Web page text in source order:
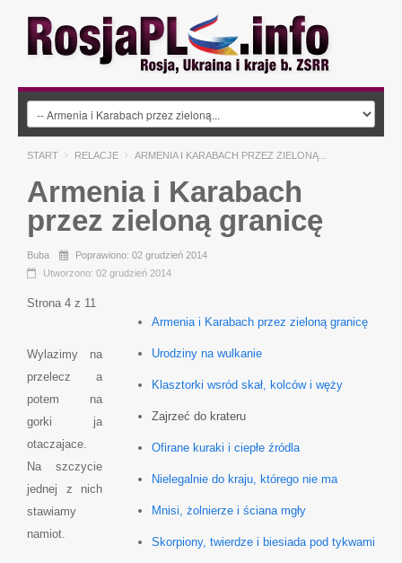
START RELACJE ARMENIA I KARABACH PRZEZ ZIELONĄ...
Armenia i Karabach
przez zieloną granicę
Buba
Poprawiono: 02 grudzień 2014
Utworzono: 02 grudzień 2014
Armenia i Karabach przez zieloną granicę
Urodziny na wulkanie
Klasztorki wsród skał, kolców i węży
Zajrzeć do krateru
Ofirane kuraki i ciepłe źródla
Nielegalnie do kraju, którego nie ma
Mnisi, żolnierze i ściana mgły
Skorpiony, twierdze i biesiada pod tykwami
Strona 4 z 11
Wylazimy na
przelecz a
potem na
gorki ja
otaczajace.
Na szczycie
jednej z nich
stawiamy
namiot.